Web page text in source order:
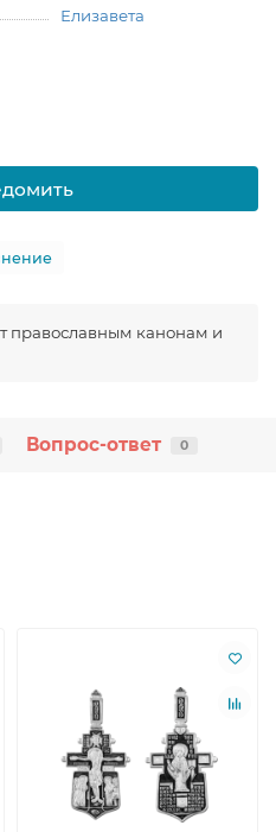
Елизавета
православным канонам и
Вопрос-ответ 0